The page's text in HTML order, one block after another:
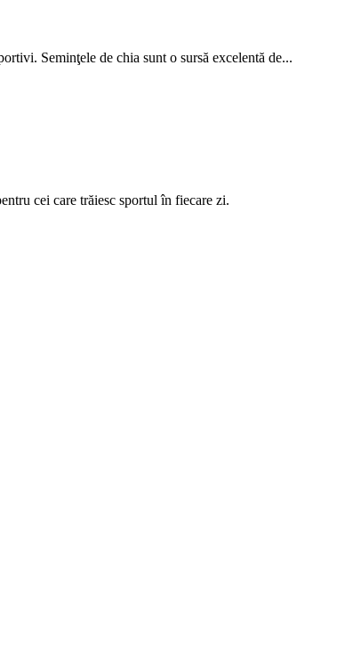
Seminţele de chia sunt o sursă excelentă de...
cei care trăiesc sportul în fiecare zi.